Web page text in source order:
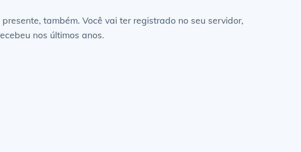
também. Você vai ter registrado no seu servidor,
nos últimos anos.